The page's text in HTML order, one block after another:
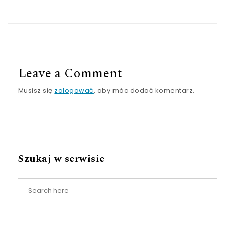
Leave a Comment
Musisz się zalogować, aby móc dodać komentarz.
Szukaj w serwisie